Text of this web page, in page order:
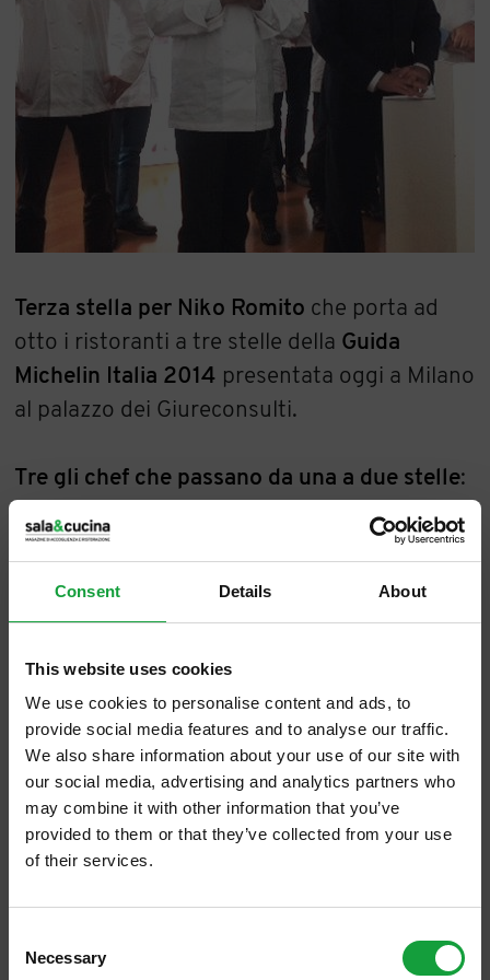
Consent Details About
This website uses cookies
We use cookies to personalise content and ads, to
provide social media features and to analyse our traffic.
We also share information about your use of our site with
our social media, advertising and analytics partners who
may combine it with other information that you’ve
provided to them or that they’ve collected from your use
of their services.
Selection
Necessary
Terza stella per Niko Romito che porta ad
otto i ristoranti a tre stelle della Guida
Michelin Italia 2014 presentata oggi a Milano
al palazzo dei Giureconsulti.
Tre gli chef che passano da una a due stelle:
del Devero di Cavenago di
Brianza, e
per Villa Feltrinelli
a Gargnano sul lago di Garda, rendono onore
Locanda Don Serafino di Ragusa Ibla.
Nella nuova Guida Michelin sono 33 i
ristoranti che entrano a pieno merito
conquistando 1 stella, tra gli chef new entry
Corrado Fasolato, Giuseppe Iannotti e
ISCRIVITI ALLA NEWSLETTER
Resta aggiornato su tutte le ultime novita nel campo